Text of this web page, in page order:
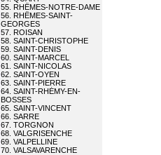
55. RHÊMES-NOTRE-DAME
56. RHÊMES-SAINT-
GEORGES
57. ROISAN
58. SAINT-CHRISTOPHE
59. SAINT-DENIS
60. SAINT-MARCEL
61. SAINT-NICOLAS
62. SAINT-OYEN
63. SAINT-PIERRE
64. SAINT-RHÉMY-EN-
BOSSES
65. SAINT-VINCENT
66. SARRE
67. TORGNON
68. VALGRISENCHE
69. VALPELLINE
70. VALSAVARENCHE